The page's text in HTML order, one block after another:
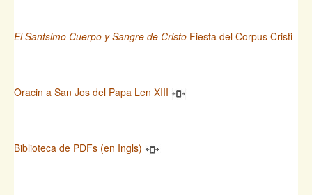
El Santsimo Cuerpo y Sangre de Cristo Fiesta del Corpus Cristi
Oracin a San Jos del Papa Len XIII
Biblioteca de PDFs (en Ingls)